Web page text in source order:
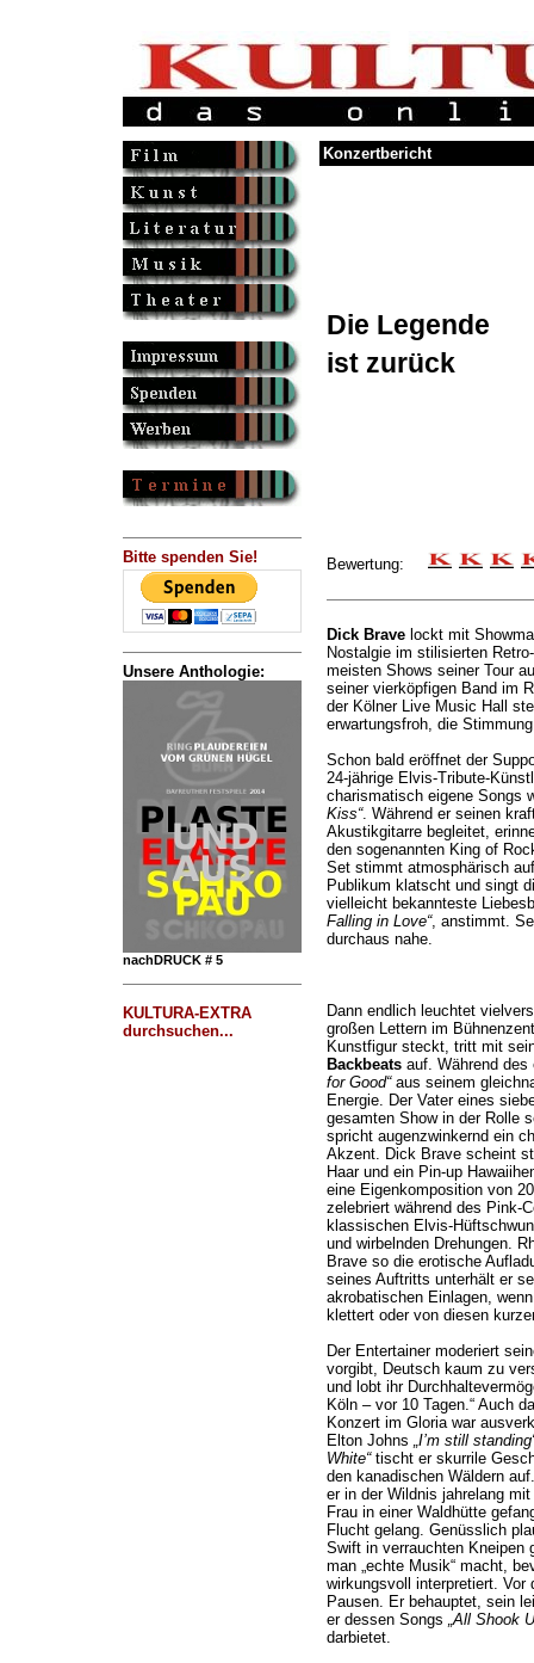
Bitte spenden Sie!
Unsere Anthologie:
nachDRUCK # 5
KULTURA-EXTRA
durchsuchen...
Konzertbericht
Die Legende
ist zurück
Bewertung:
Dick Bravelockt mit
Nostalgie im stilisierten
meisten Shows seiner Tour
seiner vierköpfigen Band im
der Kölner Live Music Hall
erwartungsfroh, die
Schon bald eröffnet der
24-jährige Elvis-Tribute-
charismatisch eigene Songs
Kiss“. Während er seinen
Akustikgitarre begleitet,
den sogenannten King of
Set stimmt atmosphärisch
Publikum klatscht und singt
vielleicht bekannteste
Falling in Love“, anstimmt.
durchaus nahe.
Dann endlich leuchtet
großen Lettern im
Kunstfigur steckt, tritt mit
Backbeatsauf. Während des
for Good“aus seinem
Energie. Der Vater eines
gesamten Show in der Rolle
spricht augenzwinkernd ein
Akzent. Dick Brave scheint
Haar und ein Pin-up
eine Eigenkomposition von
zelebriert während des Pink-
klassischen Elvis-
und wirbelnden Drehungen.
Brave so die erotische
seines Auftritts unterhält er
akrobatischen Einlagen,
klettert oder von diesen
Der Entertainer moderiert
vorgibt, Deutsch kaum zu
und lobt ihr
Köln – vor 10 Tagen.“ Auch
Konzert im Gloria war
Elton Johns „I’m still
White“tischt er skurrile
den kanadischen Wäldern
er in der Wildnis jahrelang
Frau in einer Waldhütte
Flucht gelang. Genüsslich
Swift in verrauchten Kneipen
man „echte Musik“ macht,
wirkungsvoll interpretiert.
Pausen. Er behauptet, sein
er dessen Songs „All Shook
darbietet.